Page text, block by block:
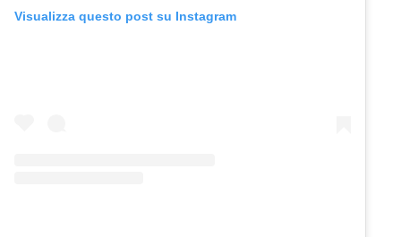
Visualizza questo post su Instagram